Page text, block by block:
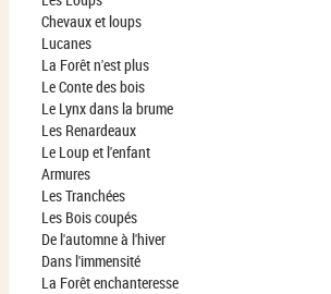
Chevaux et loups
Lucanes
La Forêt n'est plus
Le Conte des bois
Le Lynx dans la brume
Les Renardeaux
Le Loup et l'enfant
Armures
Les Tranchées
Les Bois coupés
De l'automne à l'hiver
Dans l'immensité
La Forêt enchanteresse